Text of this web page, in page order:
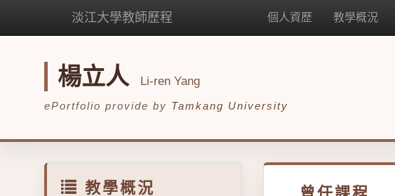
淡江大學教師歷程 個人資歷 教學概況
楊立人 Li-ren Yang
ePortfolio provide by Tamkang University
教學概況